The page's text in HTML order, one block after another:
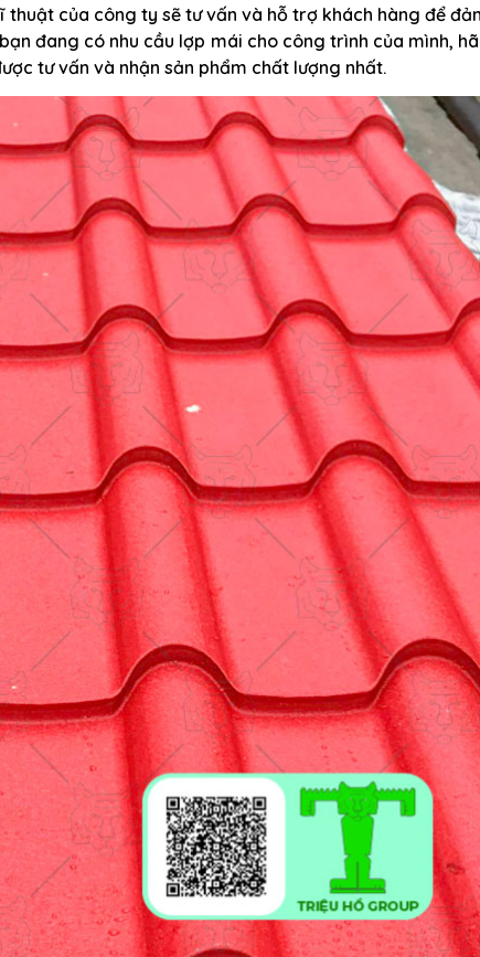
của công ty sẽ tư vấn và hỗ trợ khách hàng để
đang có nhu cầu lợp mái cho công trình của mình,
tư vấn và nhận sản phẩm chất lượng nhất.